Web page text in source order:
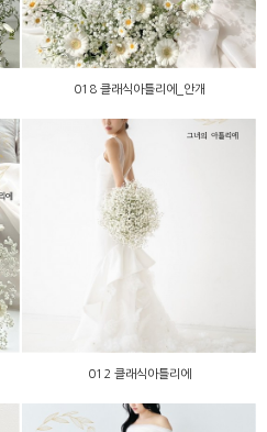
018 클래식아틀리에_안개
012 클래식아틀리에
012 클래식아틀리에